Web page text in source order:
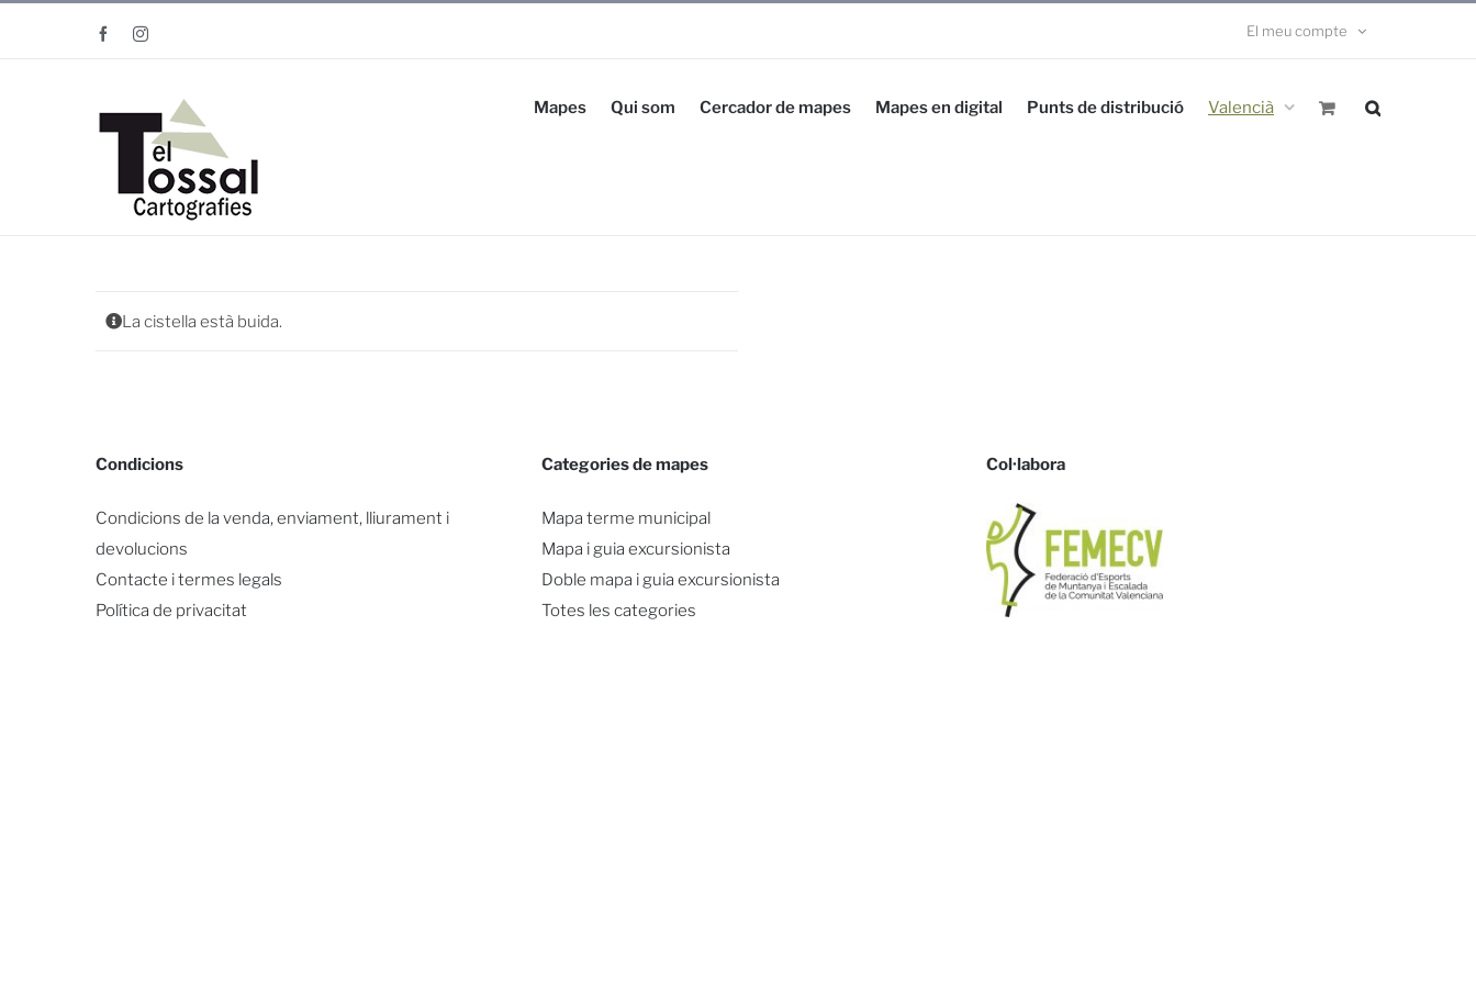
FacebookInstagram El meu compte
Mapes Qui som Cercador de mapes Mapes en digital Punts de distribució Valencià
La cistella està buida.
Condicions
Condicions de la venda, enviament, lliurament i
devolucions
Contacte i termes legals
Política de privacitat
Categories de mapes
Mapa terme municipal
Mapa i guia excursionista
Doble mapa i guia excursionista
Totes les categories
Col·labora